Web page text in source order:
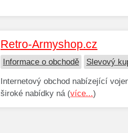
Retro-Armyshop.cz
Informace o obchodě Slevový
Internetový obchod nabízející
široké nabídky ná (více...)